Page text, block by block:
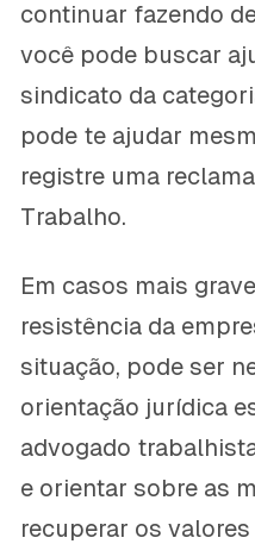
continuar fazendo
você pode buscar
sindicato da
pode te ajudar
registre uma
Trabalho.
Em casos mais
resistência da
situação, pode ser
orientação jurídica
advogado
e orientar sobre as
recuperar os